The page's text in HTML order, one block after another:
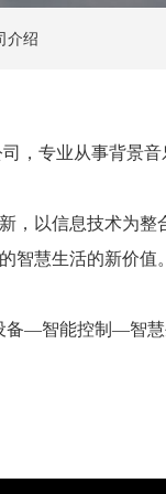
介绍
， 专业从事背景
，以信息技术为
智慧生活的新价值
备—智能控制—智